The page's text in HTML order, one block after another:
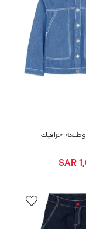
وطبعة جرافيك
SAR